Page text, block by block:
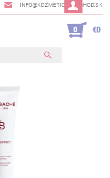
INFO@KOZMETICKYOBCHOD.SK
0 €0